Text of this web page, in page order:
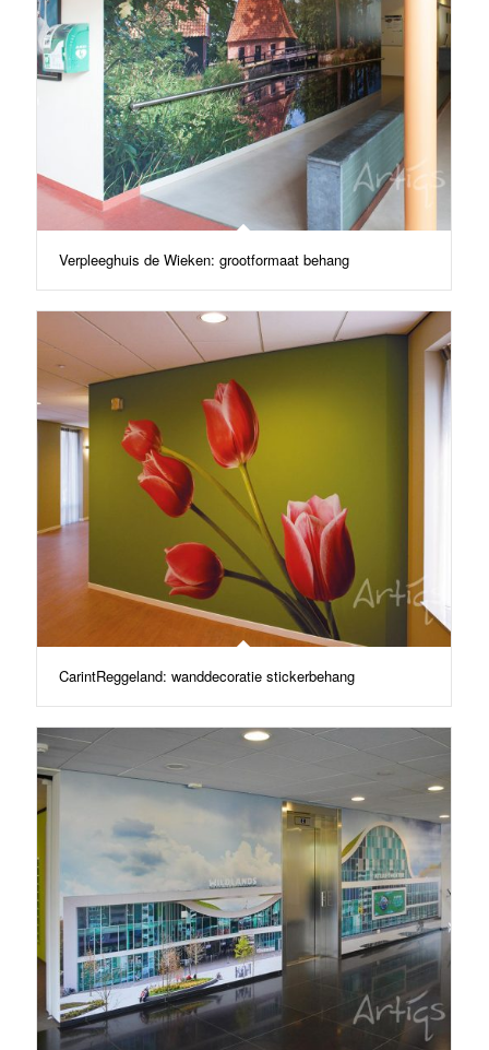
Verpleeghuis de Wieken: grootformaat behang
CarintReggeland: wanddecoratie stickerbehang